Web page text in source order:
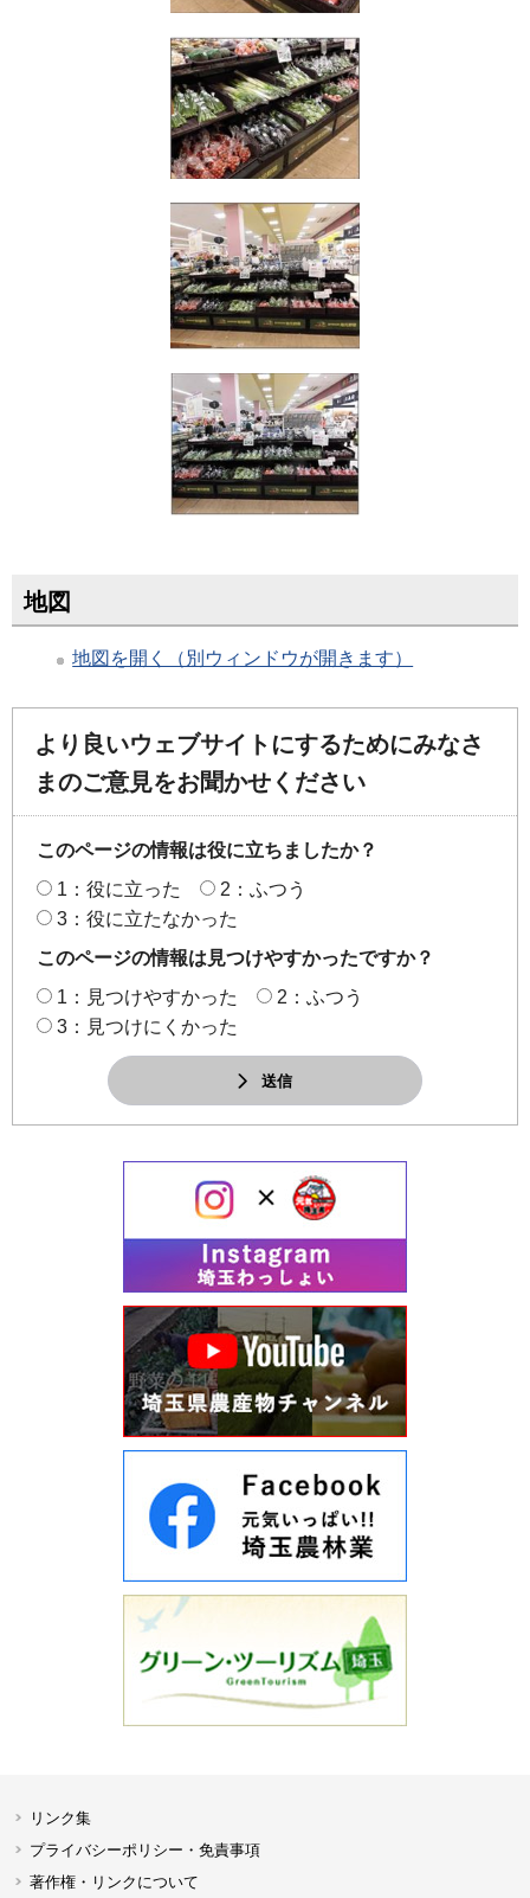
地図
地図を開く（別ウィンドウが開きます）
より良いウェブサイトにするためにみなさ
まのご意見をお聞かせください
このページの情報は役に立ちましたか？
1：役に立った
2：ふつう
3：役に立たなかった
このページの情報は見つけやすかったですか？
1：見つけやすかった
2：ふつう
3：見つけにくかった
送信
リンク集
プライバシーポリシー・免責事項
著作権・リンクについて